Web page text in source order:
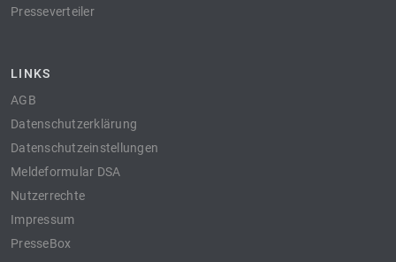
Presseverteiler
LINKS
AGB
Datenschutzerklärung
Datenschutzeinstellungen
Meldeformular DSA
Nutzerrechte
Impressum
PresseBox